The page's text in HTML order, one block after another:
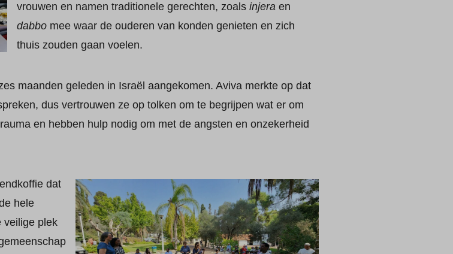
vrouwen en namen traditionele gerechten, zoals injera en
dabbo mee waar de ouderen van konden genieten en zich
thuis zouden gaan voelen.
maanden geleden in Israël aangekomen. Aviva merkte op dat
dus vertrouwen ze op tolken om te begrijpen wat er om
en hebben hulp nodig om met de angsten en onzekerheid
dat
hele
veilige plek